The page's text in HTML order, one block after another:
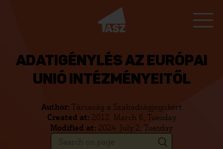
ADATIGÉNYLÉS AZ EURÓPAI
UNIÓ INTÉZMÉNYEITŐL
Author: Társaság a Szabadságjogokért
Created at: 2012. March 6, Tuesday
Modified at: 2024. July 2, Tuesday